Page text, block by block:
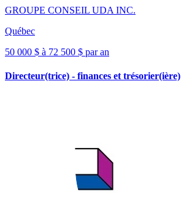
GROUPE CONSEIL UDA INC.
Québec
50 000 $ à 72 500 $ par an
Directeur(trice) - finances et trésorier(ière)